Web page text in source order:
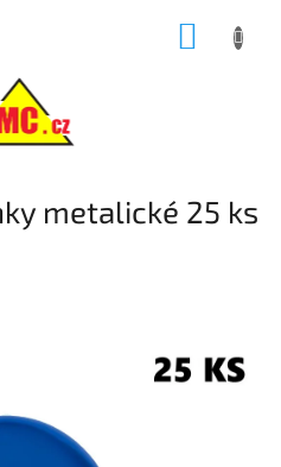
metalické 25 ks